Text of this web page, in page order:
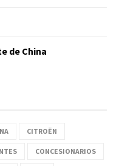
de China
CITROËN
CONCESIONARIOS